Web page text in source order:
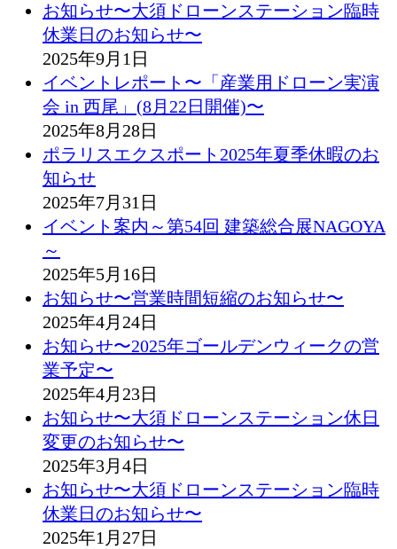
お知らせ〜大須ドローンステーション臨時
休業日のお知らせ〜
2025年9月1日
イベントレポート〜「産業用ドローン実演
会 in 西尾」(8月22日開催)〜
2025年8月28日
ポラリスエクスポート2025年夏季休暇のお
知らせ
2025年7月31日
イベント案内～第54回 建築総合展NAGOYA
～
2025年5月16日
お知らせ〜営業時間短縮のお知らせ〜
2025年4月24日
お知らせ〜2025年ゴールデンウィークの営
業予定〜
2025年4月23日
お知らせ〜大須ドローンステーション休日
変更のお知らせ〜
2025年3月4日
お知らせ〜大須ドローンステーション臨時
休業日のお知らせ〜
2025年1月27日